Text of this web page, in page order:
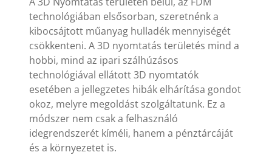
technológiában elsősorban, szeretnénk a
kibocsájtott műanyag hulladék mennyiségét
csökkenteni. A 3D nyomtatás területés mind a
hobbi, mind az ipari szálhúzásos
technológiával ellátott 3D nyomtatók
esetében a jellegzetes hibák elhárítása gondot
okoz, melyre megoldást szolgáltatunk. Ez a
módszer nem csak a felhasználó
idegrendszerét kíméli, hanem a pénztárcáját
és a környezetet is.